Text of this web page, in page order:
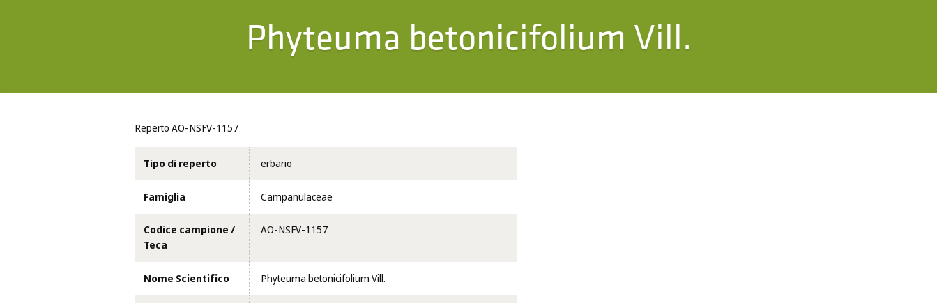
Phyteuma betonicifolium Vill.
Reperto AO-NSFV-1157
Tipo di reperto erbario
Famiglia Campanulaceae
Codice campione /
Teca
AO-NSFV-1157
Nome Scientifico Phyteuma betonicifolium Vill.